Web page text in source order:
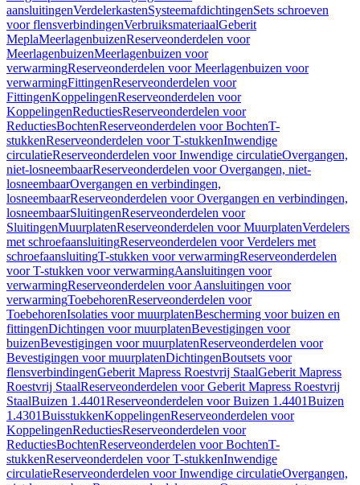
aansluitingenVerdelerkastenSysteemafdichtingenSets schroeven
voor flensverbindingenVerbruiksmateriaalGeberit
MeplaMeerlagenbuizenReserveonderdelen voor
MeerlagenbuizenMeerlagenbuizen voor
verwarmingReserveonderdelen voor Meerlagenbuizen voor
verwarmingFittingenReserveonderdelen voor
FittingenKoppelingenReserveonderdelen voor
KoppelingenReductiesReserveonderdelen voor
ReductiesBochtenReserveonderdelen voor BochtenT-
stukkenReserveonderdelen voor T-stukkenInwendige
circulatieReserveonderdelen voor Inwendige circulatieOvergangen,
niet-losneembaarReserveonderdelen voor Overgangen, niet-
losneembaarOvergangen en verbindingen,
losneembaarReserveonderdelen voor Overgangen en verbindingen,
losneembaarSluitingenReserveonderdelen voor
SluitingenMuurplatenReserveonderdelen voor MuurplatenVerdelers
met schroefaansluitingReserveonderdelen voor Verdelers met
schroefaansluitingT-stukken voor verwarmingReserveonderdelen
voor T-stukken voor verwarmingAansluitingen voor
verwarmingReserveonderdelen voor Aansluitingen voor
verwarmingToebehorenReserveonderdelen voor
ToebehorenIsolaties voor muurplatenBescherming voor buizen en
fittingenDichtingen voor muurplatenBevestigingen voor
buizenBevestigingen voor muurplatenReserveonderdelen voor
Bevestigingen voor muurplatenDichtingenBoutsets voor
flensverbindingenGeberit Mapress Roestvrij StaalGeberit Mapress
Roestvrij StaalReserveonderdelen voor Geberit Mapress Roestvrij
StaalBuizen 1.4401Reserveonderdelen voor Buizen 1.4401Buizen
1.4301BuisstukkenKoppelingenReserveonderdelen voor
KoppelingenReductiesReserveonderdelen voor
ReductiesBochtenReserveonderdelen voor BochtenT-
stukkenReserveonderdelen voor T-stukkenInwendige
circulatieReserveonderdelen voor Inwendige circulatieOvergangen,